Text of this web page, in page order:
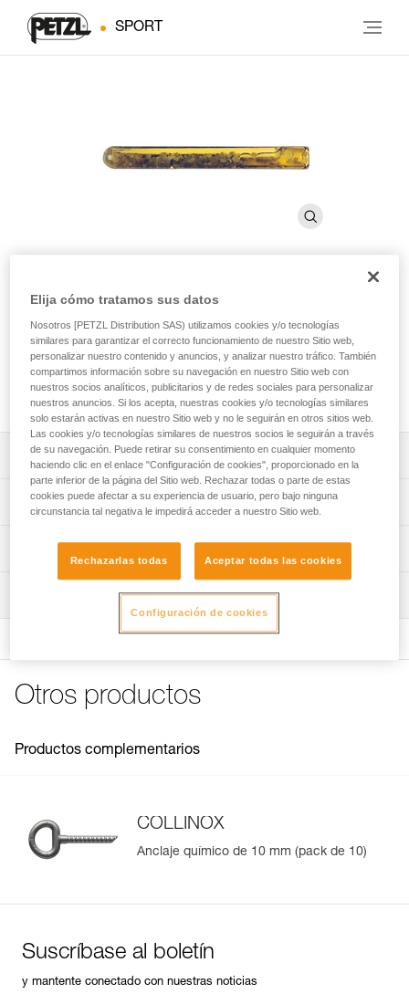
SPORT
AMPOULE COLLINOX
Cola para el anclaje químico COLLINOX (pack de 10)
Cola para el anclaje COLLINOX.
Descripción
Para colocar el anclaje COLLINOX.
Características técnicas
Peso: 14 g
Información técnica
Ficha técnica
Descargar el pdf technical-notice-COLLINOX-1
Otros productos
Productos complementarios
COLLINOX
Anclaje químico de 10 mm (pack de 10)
Suscríbase al boletín
y mantente conectado con nuestras noticias
Elija cómo tratamos sus datos
Nosotros [PETZL Distribution SAS) utilizamos cookies y/o tecnologías
similares para garantizar el correcto funcionamiento de nuestro Sitio web,
personalizar nuestro contenido y anuncios, y analizar nuestro tráfico. También
compartimos información sobre su navegación en nuestro Sitio web con
nuestros socios analíticos, publicitarios y de redes sociales para personalizar
nuestros anuncios. Si los acepta, nuestras cookies y/o tecnologías similares
solo estarán activas en nuestro Sitio web y no le seguirán en otros sitios web.
Las cookies y/o tecnologías similares de nuestros socios le seguirán a través
de su navegación. Puede retirar su consentimiento en cualquier momento
haciendo clic en el enlace "Configuración de cookies", proporcionado en la
parte inferior de la página del Sitio web. Rechazar todas o parte de estas
cookies puede afectar a su experiencia de usuario, pero bajo ninguna
circunstancia tal negativa le impedirá acceder a nuestro Sitio web.
Rechazarlas todas Aceptar todas las cookies
Configuración de cookies